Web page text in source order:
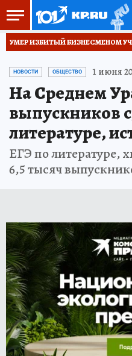
УМЕР ИЗБИТЫЙ БИЗНЕСМЕНОМ
НОВОСТИ ОБЩЕСТВО 1 июня
На Среднем
выпускников
литературе,
ЕГЭ по литературе,
6,5 тысяч